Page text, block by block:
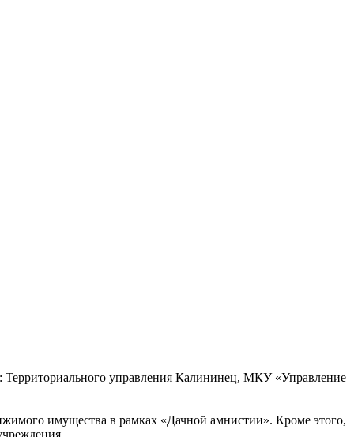
: Территориального управления Калининец, МКУ «Управление
имущества в рамках «Дачной амнистии». Кроме этого,